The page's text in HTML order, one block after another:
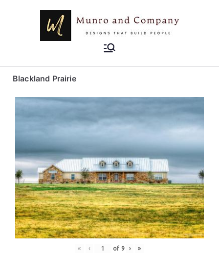
Munro and
Designs that Build People
Blackland Prairie
« ‹ of 9 › »